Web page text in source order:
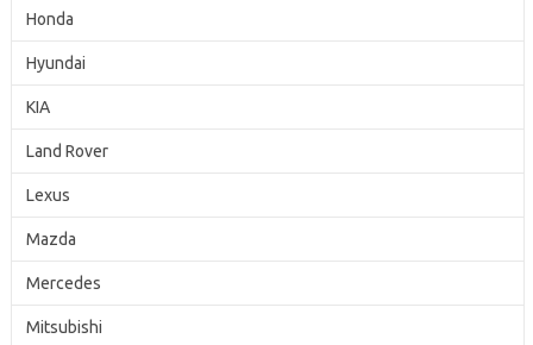
Honda
Hyundai
KIA
Land Rover
Lexus
Mazda
Mercedes
Mitsubishi